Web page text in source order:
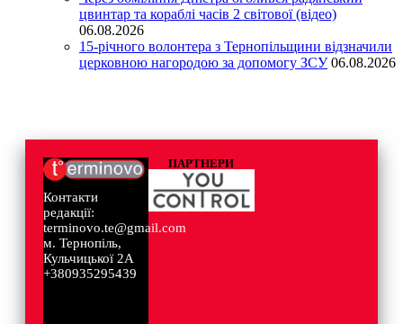
цвинтар та кораблі часів 2 світової (відео)
06.08.2026
15-річного волонтера з Тернопільщини відзначили
церковною нагородою за допомогу ЗСУ 06.08.2026
Контакти
редакції:
terminovo.te@gmail.com
м. Тернопіль,
Кульчицької 2А
+380935295439
ПАРТНЕРИ